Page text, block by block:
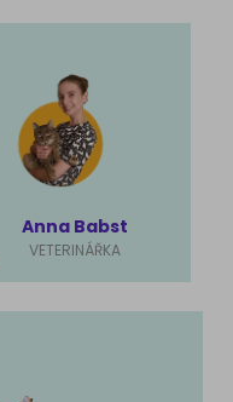
Anna Babst
VETERINÁŘKA